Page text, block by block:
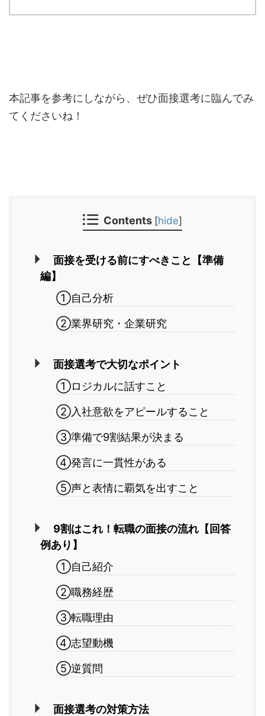
本記事を参考にしながら、ぜひ面接選考に臨んでみ
てくださいね！
Contents [hide]
面接を受ける前にすべきこと【準備
編】
①自己分析
②業界研究・企業研究
面接選考で大切なポイント
①ロジカルに話すこと
②入社意欲をアピールすること
③準備で9割結果が決まる
④発言に一貫性がある
⑤声と表情に覇気を出すこと
9割はこれ！転職の面接の流れ【回答
例あり】
①自己紹介
②職務経歴
③転職理由
④志望動機
⑤逆質問
面接選考の対策方法